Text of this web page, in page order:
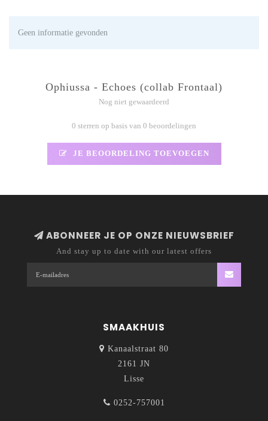
Geen informatie gevonden
Ophiussa - Echoes (collab Frontaal)
Nog niet gewaardeerd
0 sterren op basis van 0 beoordelingen
JE BEOORDELING TOEVOEGEN
ABONNEER JE OP ONZE NIEUWSBRIEF
And stay up to date with our latest offers
SMAAKHUIS
Kanaalstraat 80
2161 JN
Lisse
0252-757001